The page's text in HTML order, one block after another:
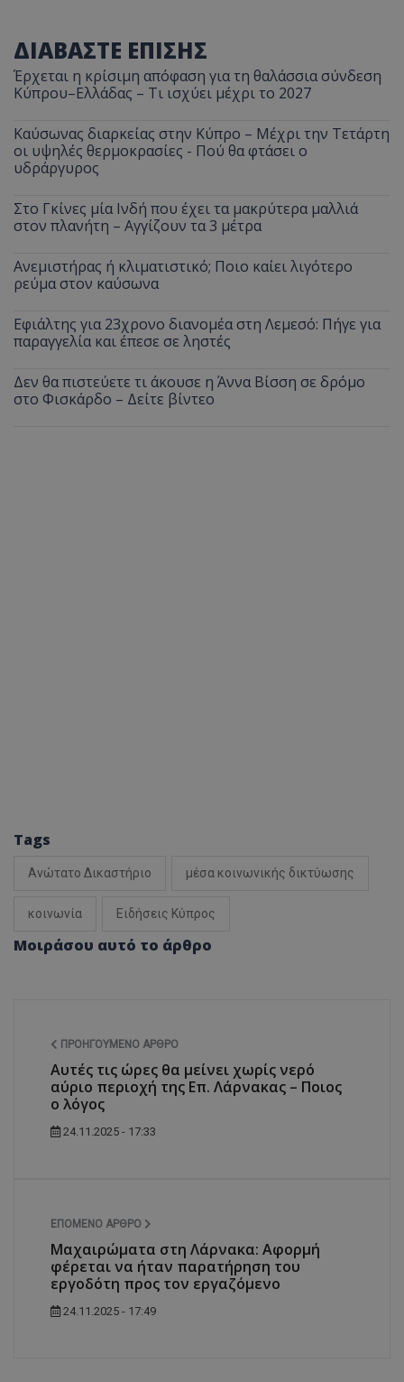
ΔΙΑΒΑΣΤΕ ΕΠΙΣΗΣ
Έρχεται η κρίσιμη απόφαση για τη θαλάσσια σύνδεση
Κύπρου–Ελλάδας – Τι ισχύει μέχρι το 2027
Καύσωνας διαρκείας στην Κύπρο – Μέχρι την Τετάρτη
οι υψηλές θερμοκρασίες - Πού θα φτάσει ο
υδράργυρος
Στο Γκίνες μία Ινδή που έχει τα μακρύτερα μαλλιά
στον πλανήτη – Αγγίζουν τα 3 μέτρα
Ανεμιστήρας ή κλιματιστικό; Ποιο καίει λιγότερο
ρεύμα στον καύσωνα
Εφιάλτης για 23χρονο διανομέα στη Λεμεσό: Πήγε για
παραγγελία και έπεσε σε ληστές
Δεν θα πιστεύετε τι άκουσε η Άννα Βίσση σε δρόμο
στο Φισκάρδο – Δείτε βίντεο
Tags
Ανώτατο Δικαστήριο μέσα κοινωνικής δικτύωσης
κοινωνία Ειδήσεις Κύπρος
Μοιράσου αυτό το άρθρο
ΠΡΟΗΓΟΎΜΕΝΟ ΆΡΘΡΟ
Αυτές τις ώρες θα μείνει χωρίς νερό
αύριο περιοχή της Επ. Λάρνακας – Ποιος
ο λόγος
24.11.2025 - 17:33
ΕΠΌΜΕΝΟ ΆΡΘΡΟ
Μαχαιρώματα στη Λάρνακα: Αφορμή
φέρεται να ήταν παρατήρηση του
εργοδότη προς τον εργαζόμενο
24.11.2025 - 17:49